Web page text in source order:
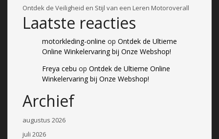
Ontdek de Veiligheid en Stijl van een Leren Motoroverall
Laatste reacties
motorkleding-online op Ontdek de Ultieme
Online Winkelervaring bij Onze Webshop!
Freya cebu op Ontdek de Ultieme Online
Winkelervaring bij Onze Webshop!
Archief
augustus 2026
juli 2026